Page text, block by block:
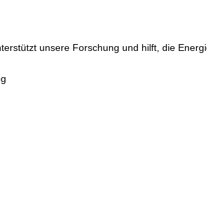
unsere Forschung und hilft, die